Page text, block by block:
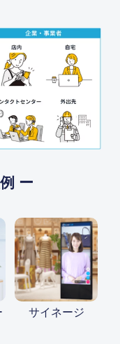
ー
サイネージ